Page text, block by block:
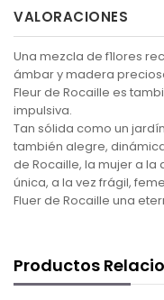
VALORACIONES
Una mezcla de f1lores
ámbar y madera
Fleur de Rocaille es
impulsiva.
Tan sólida como un
también alegre,
de Rocaille, la mujer a
única, a la vez frágil,
Fluer de Rocaille una
Productos